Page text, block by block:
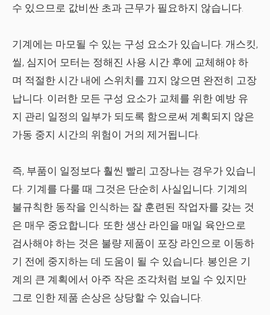
수 있으므로 값비싼 초과 근무가 필요하지 않습니다.
기계에는 마모될 수 있는 구성 요소가 있습니다. 개스킷,
씰, 심지어 모터는 정해진 사용 시간 후에 교체해야 하
며 적절한 시간 내에 스위치를 끄지 않으면 완전히 고장
납니다. 이러한 모든 구성 요소가 교체를 위한 예방 유
지 관리 일정의 일부가 되도록 함으로써 계획되지 않은
가동 중지 시간의 위험이 거의 제거됩니다.
즉, 부품이 일정보다 훨씬 빨리 고장나는 경우가 있습니
다. 기계를 다룰 때 그것은 단순히 사실입니다. 기계의
불규칙한 동작을 인식하는 잘 훈련된 작업자를 갖는 것
은 매우 중요합니다. 또한 생산 라인을 매일 육안으로
검사해야 하는 것은 불량 제품이 포장 라인으로 이동하
기 전에 중지하는 데 도움이 될 수 있습니다. 봉인은 기
계의 큰 계획에서 아주 작은 조각처럼 보일 수 있지만
그로 인한 제품 손상은 상당할 수 있습니다.